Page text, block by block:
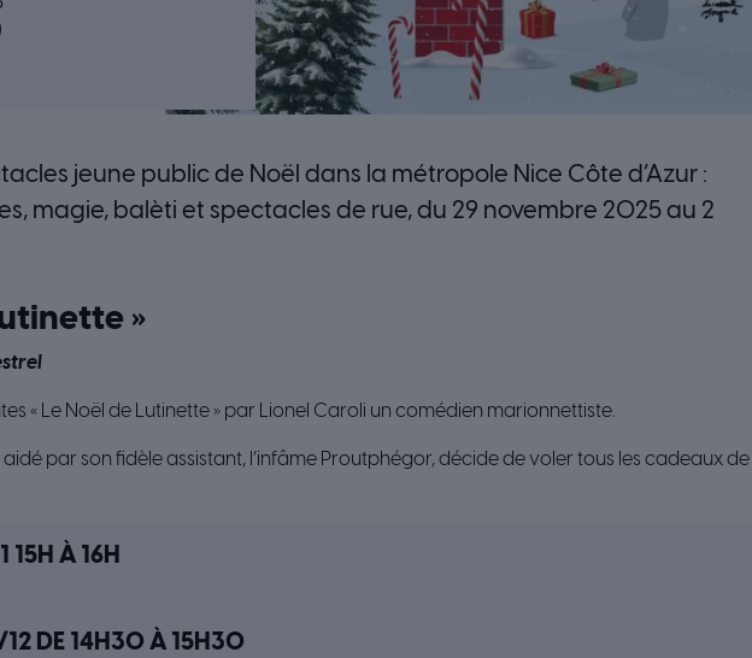
jeune public de Noël dans la métropole Nice Côte d’Azur :
magie, balèti et spectacles de rue, du 29 novembre 2025 au 2
»
« Le Noël de Lutinette » par Lionel Caroli un comédien marionnettiste.
par son fidèle assistant, l’infâme Proutphégor, décide de voler tous les cadeaux de
15H À 16H
12 DE 14H30 À 15H30